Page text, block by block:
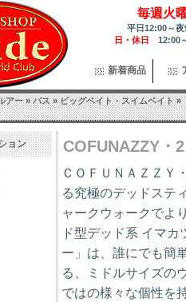
毎週火
平日12:00～
日・休日 12:00
新着商品
アー»バス»ビッグベイト・スイムベイト»
ョン COFUNAZZY・
ＣＯＦＵＮＡＺＺＹ
る究極のデッドステ
ャークウォークでよ
ド型デッド系 イマ
ー」は、誰にでも簡
る、ミドルサイズの
ではの様々な個性を